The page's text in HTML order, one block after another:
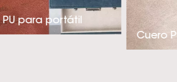
de cuero sintético de PU
industria de ropa, fundas
La visión de la empresa es
proveedor de cuero sintético PU
PU para portátil
Cuero